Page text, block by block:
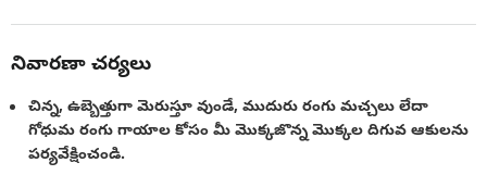
నివారణా చర్యలు
చిన్న, ఉబ్బెత్తుగా మెరుస్తూ వుండే, ముదురు రంగు మచ్చలు లేదా
గోధుమ రంగు గాయాల కోసం మీ మొక్కజొన్న మొక్కల దిగువ ఆకులను
పర్యవేక్షించండి.